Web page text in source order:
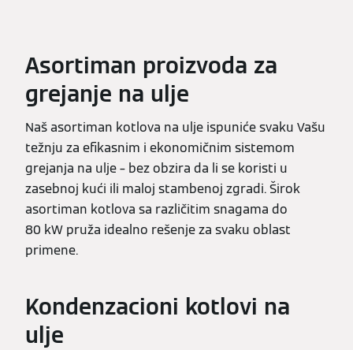
Asortiman proizvoda za
grejanje na ulje
Naš asortiman kotlova na ulje ispuniće svaku Vašu
težnju za efikasnim i ekonomičnim sistemom
grejanja na ulje – bez obzira da li se koristi u
zasebnoj kući ili maloj stambenoj zgradi. Širok
asortiman kotlova sa različitim snagama do
80 kW pruža idealno rešenje za svaku oblast
primene.
Kondenzacioni kotlovi na
ulje